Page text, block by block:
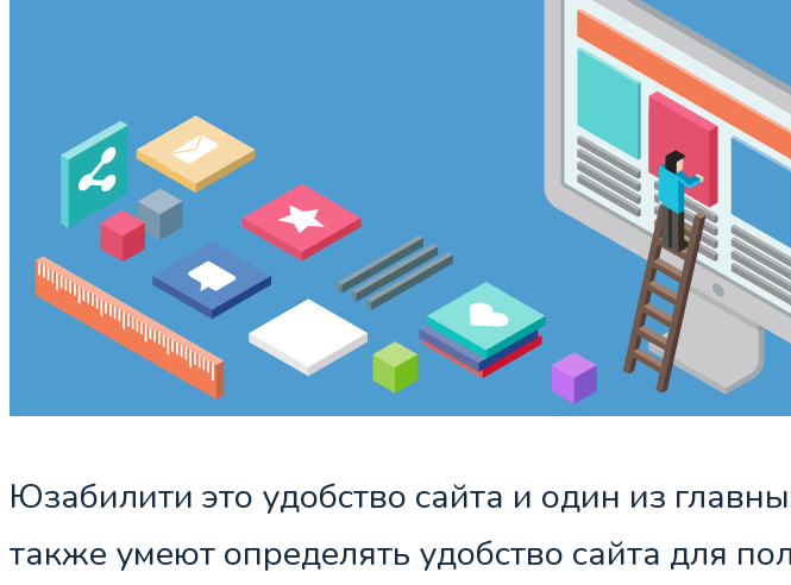
Юзабилити это удобство сайта и один из
также умеют определять удобство сайта для